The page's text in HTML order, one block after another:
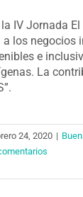
IV Jornada
a los negocios
e
La
24, 2020 |